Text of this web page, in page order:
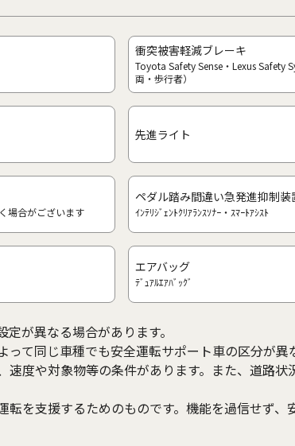
衝突被害軽減ブレーキ
Toyota Safety Sense・Lexus Safety
両・歩行者）
先進ライト
場合がございます
ペダル踏み間違い急発進抑制装
ｲﾝﾃﾘｼﾞｪﾝﾄｸﾘｱﾗﾝｽｿﾅｰ・ｽﾏｰﾄｱｼｽﾄ
エアバッグ
ﾃﾞｭｱﾙｴｱﾊﾞｯｸﾞ
が異なる場合があります。
て同じ車種でも安全運転サポート車の区分が異
速度や対象物等の条件があります。また、道路
を支援するためのものです。機能を過信せず、